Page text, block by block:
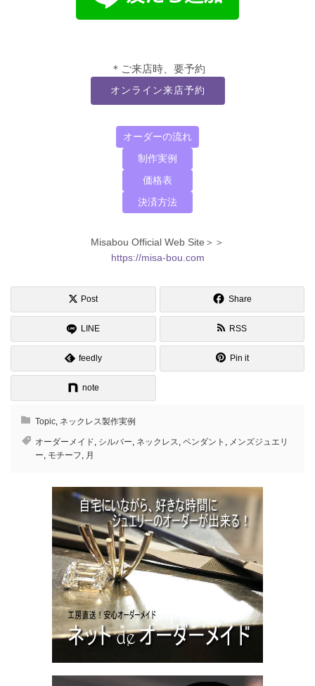
＊ご来店時、要予約
オンライン来店予約
オーダーの流れ
制作実例
価格表
決済方法
Misabou Official Web Site＞＞
https://misa-bou.com
Post Share
LINE RSS
feedly Pin it
note
Topic ネックレス製作実例
オーダーメイド シルバー ネックレス ペンダント
メンズジュエリ
ー モチーフ 月